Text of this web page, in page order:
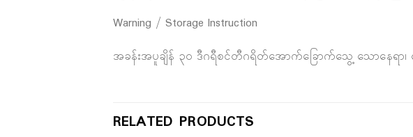
Warning / Storage Instruction
အခန်းအပူချိန် ၃၀ ဒီဂရီစင်တီဂရိတ်အောက်ခြောက်သွေ့ သောနေရ
RELATED PRODUCTS